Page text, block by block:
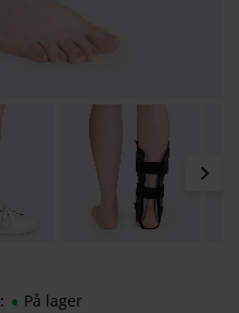
På lager